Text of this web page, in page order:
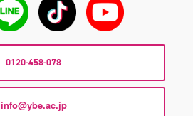
0120-458-078
info@ybe.ac.jp